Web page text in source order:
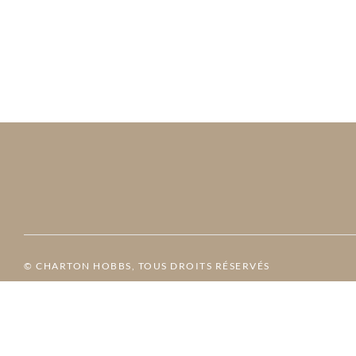
© CHARTON HOBBS, TOUS DROITS RÉSERVÉS